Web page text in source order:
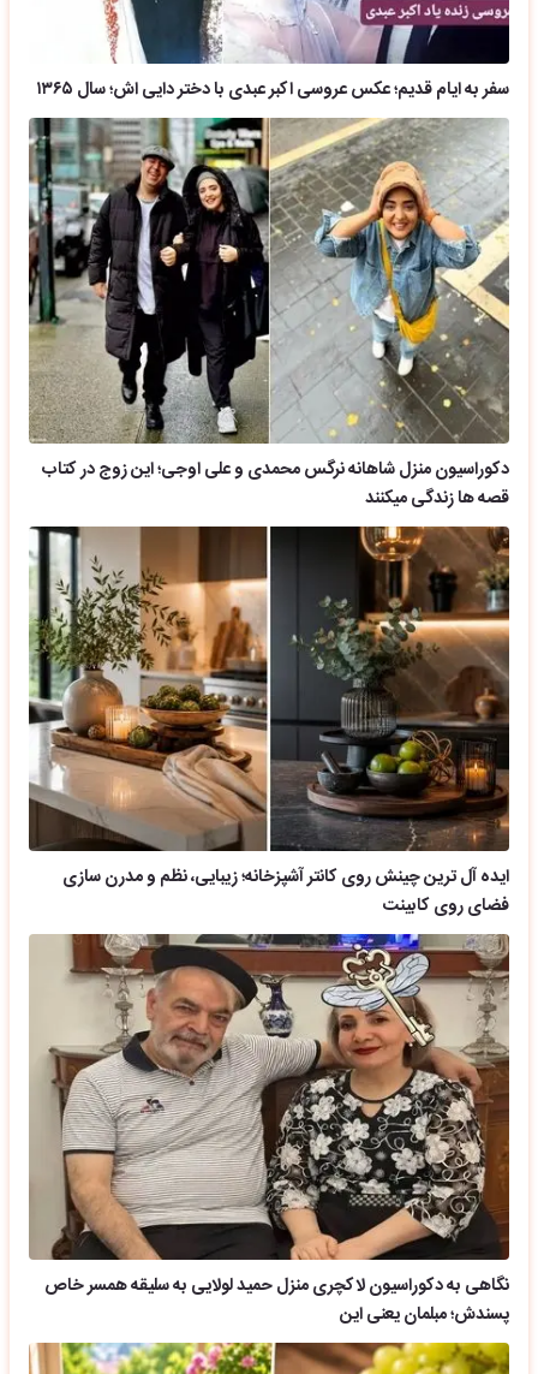
سفر به ایام قدیم؛ عکس عروسی اکبر عبدی با دختر دایی اش؛ سال ۱۳۶۵
دکوراسیون منزل شاهانه نرگس محمدی و علی اوجی؛ این زوج در کتاب
قصه ها زندگی میکنند
ایده آل ترین چینش روی کانتر آشپزخانه؛ زیبایی، نظم و مدرن سازی
فضای روی کابینت
نگاهی به دکوراسیون لاکچری منزل حمید لولایی به سلیقه همسر خاص
پسندش؛ مبلمان یعنی این